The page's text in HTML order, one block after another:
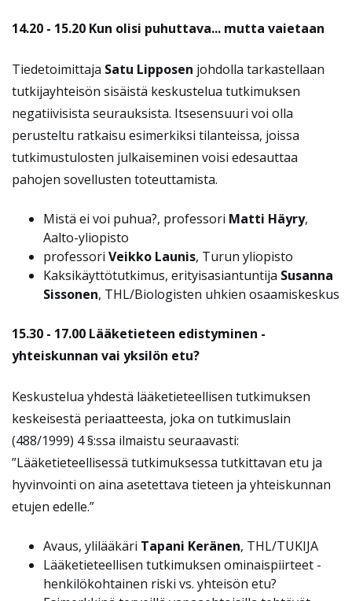
14.20 - 15.20 Kun olisi puhuttava... mutta vaietaan
Tiedetoimittaja Satu Lipposen johdolla tarkastellaan
tutkijayhteisön sisäistä keskustelua tutkimuksen
negatiivisista seurauksista. Itsesensuuri voi olla
perusteltu ratkaisu esimerkiksi tilanteissa, joissa
tutkimustulosten julkaiseminen voisi edesauttaa
pahojen sovellusten toteuttamista.
Mistä ei voi puhua?, professori Matti Häyry,
Aalto-yliopisto
professori Veikko Launis, Turun yliopisto
Kaksikäyttötutkimus, erityisasiantuntija Susanna
Sissonen, THL/Biologisten uhkien osaamiskeskus
15.30 - 17.00 Lääketieteen edistyminen -
yhteiskunnan vai yksilön etu?
Keskustelua yhdestä lääketieteellisen tutkimuksen
keskeisestä periaatteesta, joka on tutkimuslain
(488/1999) 4 §:ssa ilmaistu seuraavasti:
”Lääketieteellisessä tutkimuksessa tutkittavan etu ja
hyvinvointi on aina asetettava tieteen ja yhteiskunnan
etujen edelle.”
Avaus, ylilääkäri Tapani Keränen, THL/TUKIJA
Lääketieteellisen tutkimuksen ominaispiirteet -
henkilökohtainen riski vs. yhteisön etu?